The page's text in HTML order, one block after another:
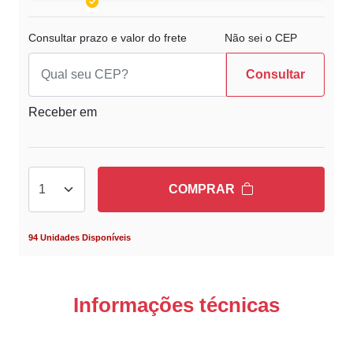
Consultar prazo e valor do frete Não sei o CEP
Consultar
Receber em
COMPRAR
94 Unidades Disponíveis
Informações técnicas